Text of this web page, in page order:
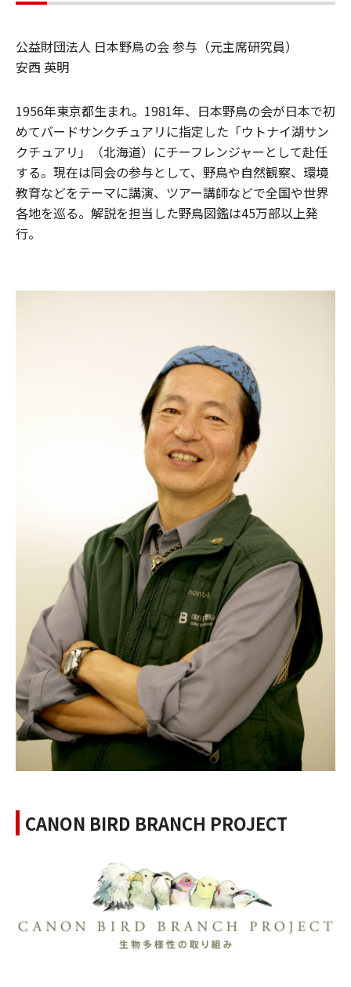
公益財団法人 日本野鳥の会 参与（元主席研究員）
安西 英明
1956年東京都生まれ。1981年、日本野鳥の会が日本で初
めてバードサンクチュアリに指定した「ウトナイ湖サン
クチュアリ」（北海道）にチーフレンジャーとして赴任
する。現在は同会の参与として、野鳥や自然観察、環境
教育などをテーマに講演、ツアー講師などで全国や世界
各地を巡る。解説を担当した野鳥図鑑は45万部以上発
行。
CANON BIRD BRANCH PROJECT